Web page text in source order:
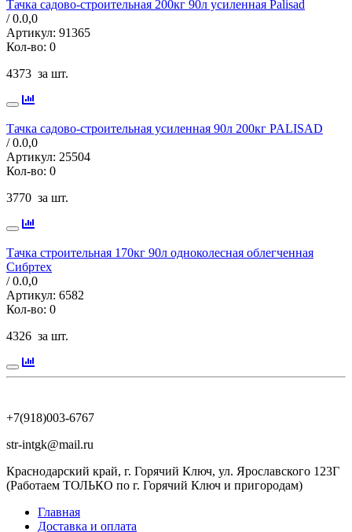
Тачка садово-строительная 200кг 90л усиленная Palisad
/ 0.0,0
Артикул: 91365
Кол-во: 0
4373 за шт.
Тачка садово-строительная усиленная 90л 200кг PALISAD
/ 0.0,0
Артикул: 25504
Кол-во: 0
3770 за шт.
Тачка строительная 170кг 90л одноколесная облегченная
Сибртех
/ 0.0,0
Артикул: 6582
Кол-во: 0
4326 за шт.
+7(918)003-6767
str-intgk@mail.ru
Краснодарский край, г. Горячий Ключ, ул. Ярославского 123Г
(Работаем ТОЛЬКО по г. Горячий Ключ и пригородам)
Главная
Доставка и оплата